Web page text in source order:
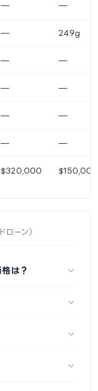
— —
— 249g
— —
— —
— —
— —
$320,000 $150,000
ローン）
は？